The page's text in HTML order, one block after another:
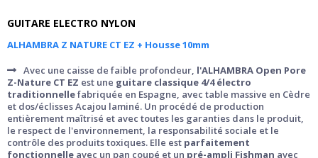
GUITARE ELECTRO NYLON
ALHAMBRA Z NATURE CT EZ + Housse 10mm
Avec une caisse de faible profondeur, l'ALHAMBRA Open Pore
Z-Nature CT EZ est une guitare classique 4/4 électro
traditionnellefabriquée en Espagne, avec table massive en Cèdre
et dos/éclisses Acajou laminé. Un procédé de production
entièrement maîtrisé et avec toutes les garanties dans le produit,
le respect de l'environnement, la responsabilité sociale et le
contrôle des produits toxiques. Elle est parfaitement
fonctionnelle avec un pan coupé et un pré-ampli Fishman avec